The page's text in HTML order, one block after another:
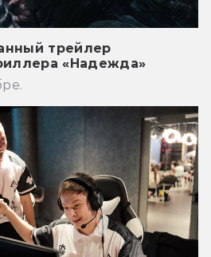
трейлер
«Надежда»